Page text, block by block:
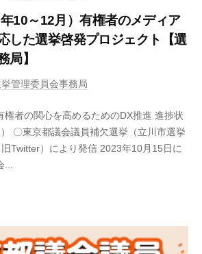
10～12月）有権者のメディア
した選挙啓発プロジェクト【選
局】
管理委員会事務局
権者の関心を高めるためのDX推進 進捗状
〇東京都議会議員補欠選挙（立川市選挙
Twitter）により発信 2023年10月15日に